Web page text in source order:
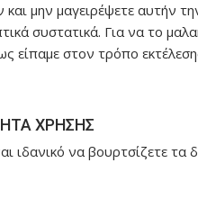
μην μαγειρέψετε αυτήν
συστατικά. Για να το
είπαμε στον τρόπο
ΧΡΗΣΗΣ
ιδανικό να βουρτσίζετε τα